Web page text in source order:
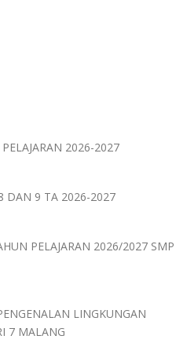
2026-2027
DAN 9 TA 2026-2027
PELAJARAN 2026/2027 SMP
LINGKUNGAN
7 MALANG